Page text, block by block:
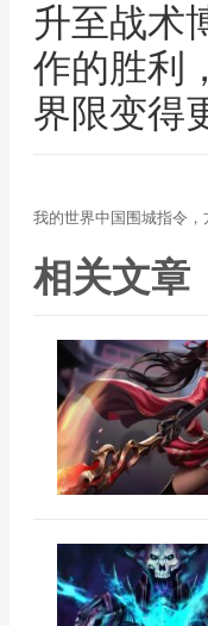
升至战术
作的胜利
界限变得
我的世界中国围城指令
相关文章